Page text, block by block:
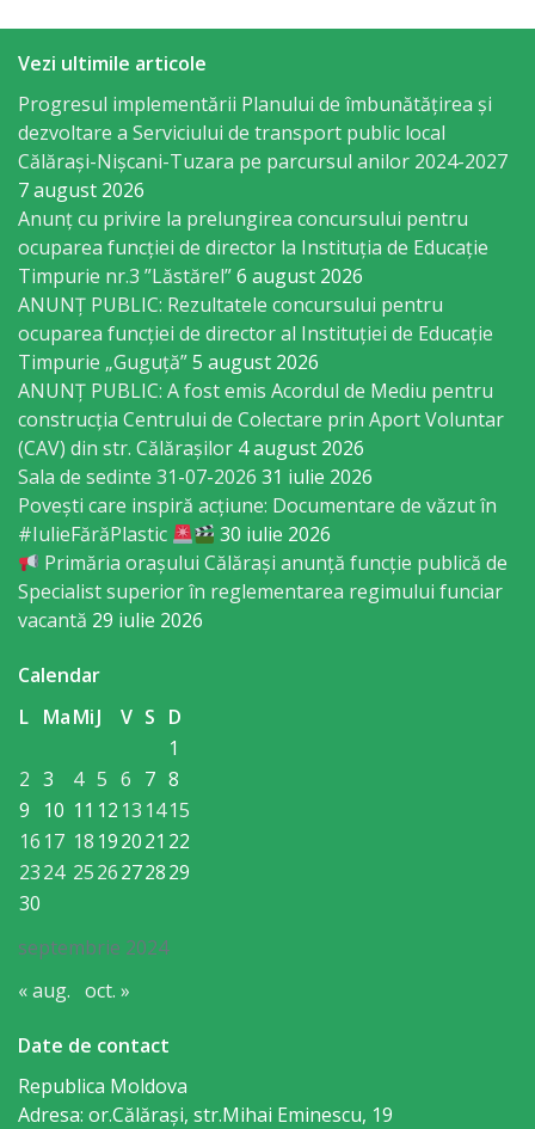
Regulament
Consiliul
local
Secretarul
Consiliului
Consilieri
Comisii
de
specialitate
Regulamentul
Consiliului
Dispoziții
Proiecte
de
decizii
Deciziile
Consiliul
tineret
Vezi ultimile articole
Progresul implementării Planului de îmbunătățirea și
dezvoltare a Serviciului de transport public local
Călărași-Nișcani-Tuzara pe parcursul anilor 2024-2027
7 august 2026
Anunț cu privire la prelungirea concursului pentru
ocuparea funcţiei de director la Instituția de Educație
Timpurie nr.3 ”Lăstărel”6 august 2026
ANUNȚ PUBLIC: Rezultatele concursului pentru
ocuparea funcției de director al Instituției de Educație
Timpurie „Guguță”5 august 2026
ANUNȚ PUBLIC: A fost emis Acordul de Mediu pentru
construcția Centrului de Colectare prin Aport Voluntar
(CAV) din str. Călărașilor 4 august 2026
Sala de sedinte 31-07-2026 31 iulie 2026
Povești care inspiră acțiune: Documentare de văzut în
#IulieFărăPlastic
30 iulie 2026
Primăria orașului Călărași anunță funcție publică de
Specialist superior în reglementarea regimului funciar
vacantă 29 iulie 2026
Calendar
septembrie 2024
L MaMiJ V S D
1
2 3 4 5 6 7 8
9
10 11 12 13 1415
16 17 18 192021 22
2324 2526272829
30
« aug. oct. »
Date de contact
Republica Moldova
Adresa: or.Călăraşi, str.Mihai Eminescu, 19